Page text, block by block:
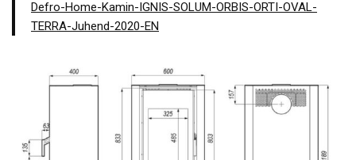
Defro-Home-Kamin-IGNIS-SOLUM-ORBIS-ORTI-OVAL-
TERRA-Juhend-2020-EN